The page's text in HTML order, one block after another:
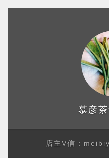
慕彦
店主V信：